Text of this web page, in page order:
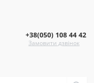
+38(050) 108 44 42
Замовити дзвінок